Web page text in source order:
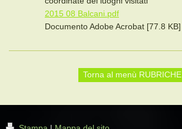
2015 08 Balcani.pdf
Documento Adobe Acrobat [77.8 KB]
Torna al menù RUBRICHE